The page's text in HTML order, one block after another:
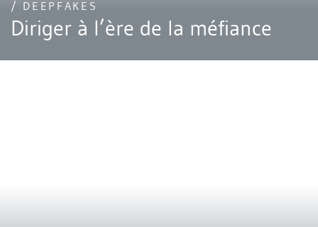
/ DEEPFAKES
Diriger à l’ère de la méfiance